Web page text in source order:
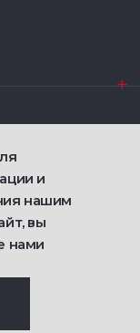
товаров
и
нашим
вы
нами